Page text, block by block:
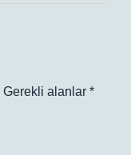
Gerekli alanlar *